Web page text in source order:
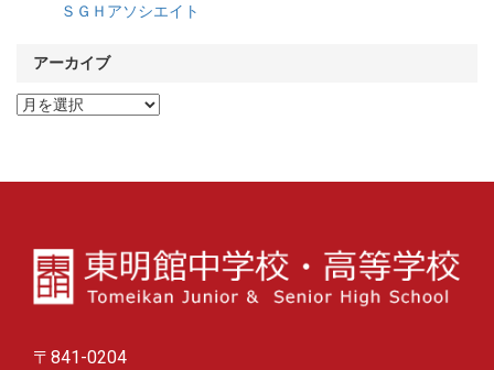
ＳＧＨアソシエイト
アーカイブ
ア
〒841-0204